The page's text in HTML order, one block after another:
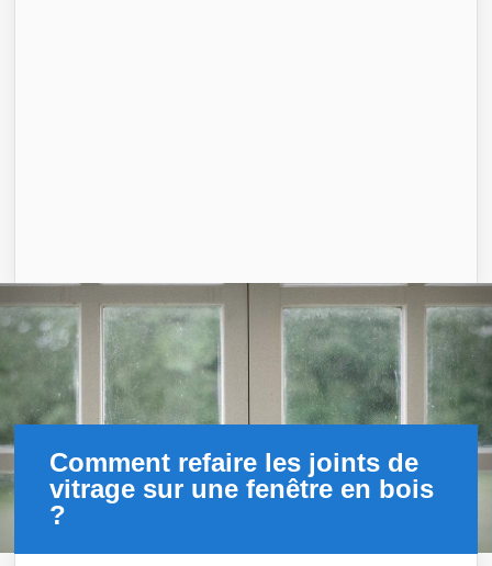
Comment refaire les joints de
vitrage sur une fenêtre en bois
?